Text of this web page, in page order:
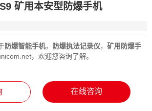
矿用本安型防爆手机
防爆智能手机， 防爆执法记录仪， 矿用防爆手
，欢迎您咨询了解。
在线咨询